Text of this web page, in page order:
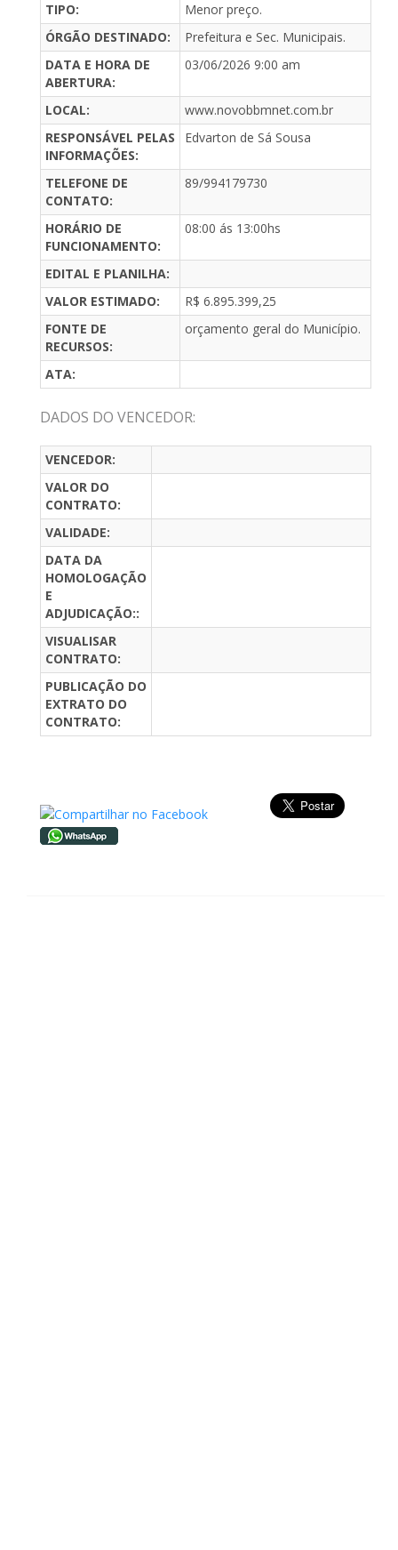
TIPO:
Menor preço.
ÓRGÃO DESTINADO:
Prefeitura e Sec. Municipais.
DATA E HORA DE
ABERTURA:
03/06/2026 9:00 am
LOCAL:
www.novobbmnet.com.br
RESPONSÁVEL PELAS
INFORMAÇÕES:
Edvarton de Sá Sousa
TELEFONE DE
CONTATO:
89/994179730
HORÁRIO DE
FUNCIONAMENTO:
08:00 ás 13:00hs
EDITAL E PLANILHA:
VALOR ESTIMADO:
R$ 6.895.399,25
FONTE DE
RECURSOS:
orçamento geral do Município.
ATA:
DADOS DO VENCEDOR:
VENCEDOR:
VALOR DO
CONTRATO:
VALIDADE:
DATA DA
HOMOLOGAÇÃO
E
ADJUDICAÇÃO::
VISUALISAR
CONTRATO:
PUBLICAÇÃO DO
EXTRATO DO
CONTRATO: